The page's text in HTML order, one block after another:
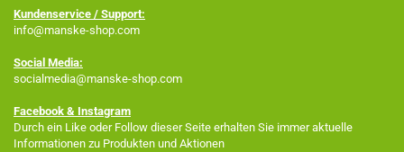
Kundenservice / Support:
info@manske-shop.com
Social Media:
socialmedia@manske-shop.com
Facebook & Instagram
Durch ein Like oder Follow dieser Seite erhalten Sie immer aktuelle
Informationen zu Produkten und Aktionen